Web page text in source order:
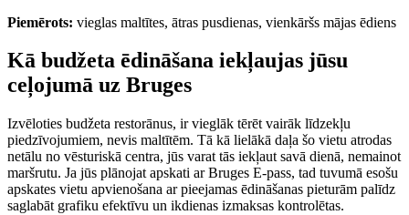
Piemērots: vieglas maltītes, ātras pusdienas, vienkāršs mājas ēdiens
Kā budžeta ēdināšana iekļaujas jūsu
ceļojumā uz Bruges
Izvēloties budžeta restorānus, ir vieglāk tērēt vairāk līdzekļu
piedzīvojumiem, nevis maltītēm. Tā kā lielākā daļa šo vietu atrodas
netālu no vēsturiskā centra, jūs varat tās iekļaut savā dienā, nemainot
maršrutu. Ja jūs plānojat apskati ar Bruges E-pass, tad tuvumā esošu
apskates vietu apvienošana ar pieejamas ēdināšanas pieturām palīdz
saglabāt grafiku efektīvu un ikdienas izmaksas kontrolētas.